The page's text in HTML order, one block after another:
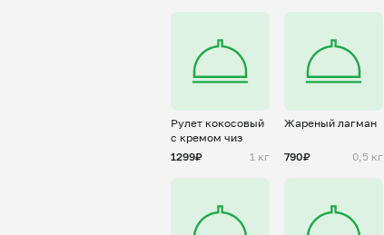
Рулет кокосовый
с кремом чиз
1299₽
1 кг
Жареный лагман
790₽ 0,5 кг